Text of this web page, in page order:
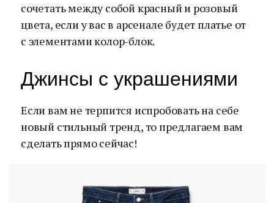
сочетать между собой красный и розовый
цвета, если у вас в арсенале будет платье от
с элементами колор-блок.
Джинсы с украшениями
Если вам не терпится испробовать на себе
новый стильный тренд, то предлагаем вам
сделать прямо сейчас!